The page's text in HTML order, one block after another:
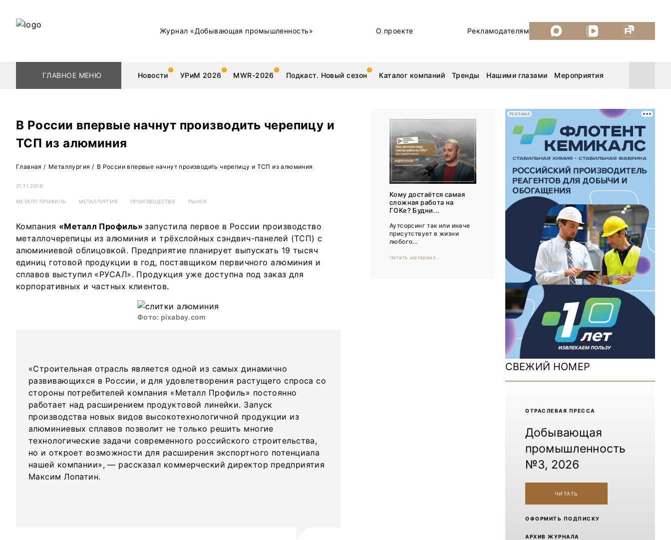
Журнал «Добывающая промышленность» О проекте Рекламодателям
ГЛАВНОЕ МЕНЮ Новости УРиМ 2026 MWR-2026 Подкаст. Новый сезон Каталог компаний Тренды Нашими глазами Мероприятия
Геологоразведка
Обогащение Золото Техника и технологии
Тренды
Интервью
Мероприятия
Уголь России и Майнинг 2026
MiningWorld Russia 2026
ДП Подкаст. Новый сезон
Рудник 2025
ДОМ 2026
MiningWorld Russia 2025
Уголь России и Майнинг 2025
Рудник 2024 | Обзор выставки
В помощь шахтёру 2024
Уголь России и Майнинг 2024
Mining World Russia 2024
В России впервые начнут производить черепицу и
ТСП из алюминия
Главная / Металлургия / В России впервые начнут производить черепицу и ТСП из алюминия
21.11.2018
МЕТАЛЛ ПРОФИЛЬ МЕТАЛЛУРГИЯ ПРОИЗВОДСТВО РЫНОК
Компания «Металл Профиль»запустила первое в России производство
металлочерепицы из алюминия и трёхслойных сэндвич-панелей (ТСП) с
алюминиевой облицовкой. Предприятие планирует выпускать 19 тысяч
единиц готовой продукции в год, поставщиком первичного алюминия и
сплавов выступил «РУСАЛ». Продукция уже доступна под заказ для
корпоративных и частных клиентов.
Фото: pixabay.com
«Строительная отрасль является одной из самых динамично
развивающихся в России, и для удовлетворения растущего спроса со
стороны потребителей компания «Металл Профиль» постоянно
работает над расширением продуктовой линейки. Запуск
производства новых видов высокотехнологичной продукции из
алюминиевых сплавов позволит не только решить многие
технологические задачи современного российского строительства,
но и откроет возможности для расширения экспортного потенциала
нашей компании», — рассказал коммерческий директор предприятия
Максим Лопатин.
Кому достаётся самая
сложная работа на
ГОКе? Будни...
Аутсорсинг так или иначе
присутствует в жизни
любого...
Читать материал...
РЕКЛАМА
СВЕЖИЙ НОМЕР
ОТРАCЛЕВАЯ ПРЕССА
Добывающая
промышленность
№3, 2026
ЧИТАТЬ
ОФОРМИТЬ ПОДПИСКУ
АРХИВ ЖУРНАЛА